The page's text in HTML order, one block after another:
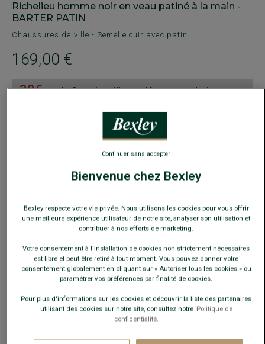
Richelieu homme noir en veau patiné à la main -
BARTER PATIN
Chaussures de ville - Semelle cuir avec patin
169,00 €
-30€sur la 2e paire ville ou détente au choix
Payez en plusieurs fois dès 199€ d'achat
COULEURS DISPONIBLES
Guide des tailles
+ AJOUTER AU PANIER
Voir la disponibilité en magasin
Bienvenue chez Bexley
Bexley respecte votre vie privée. Nous utilisons les cookies pour vous offrir
une meilleure expérience utilisateur de notre site, analyser son utilisation et
contribuer à nos efforts de marketing.
Votre consentement à l'installation de cookies non strictement nécessaires
est libre et peut être retiré à tout moment. Vous pouvez donner votre
consentement globalement en cliquant sur « Autoriser tous les cookies » ou
paramétrer vos préférences par finalité de cookies.
Pour plus d'informations sur les cookies et découvrir la liste des partenaires
utilisant des cookies sur notre site, consultez notre Politique de
confidentialité.
Continuer sans accepter